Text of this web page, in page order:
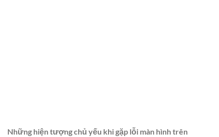
Những hiện tượng chủ yếu khi gặp lỗi màn hình trên